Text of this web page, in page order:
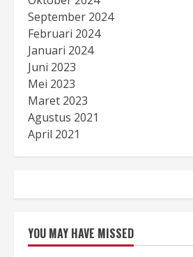
September 2024
Februari 2024
Januari 2024
Juni 2023
Mei 2023
Maret 2023
Agustus 2021
April 2021
YOU MAY HAVE MISSED